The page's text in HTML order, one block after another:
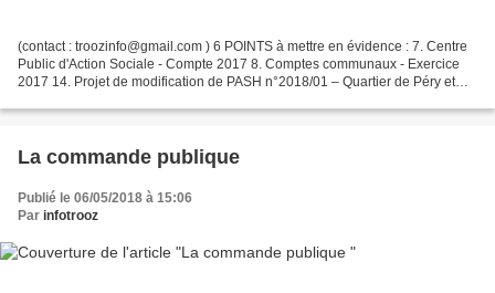
(contact : troozinfo@gmail.com ) 6 POINTS à mettre en évidence : 7. Centre
Public d'Action Sociale - Compte 2017 8. Comptes communaux - Exercice
2017 14. Projet de modification de PASH n°2018/01 – Quartier de Péry et
La commande publique
Publié le 06/05/2018 à 15:06
Par infotrooz